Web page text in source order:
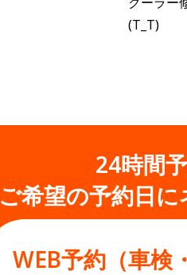
(T_T)
24時間
ご希望の予約日
WEB予約（車検